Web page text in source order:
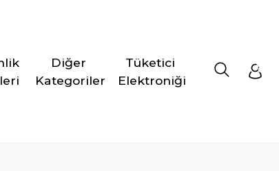
Diğer
Kategoriler
Tüketici
Elektroniği